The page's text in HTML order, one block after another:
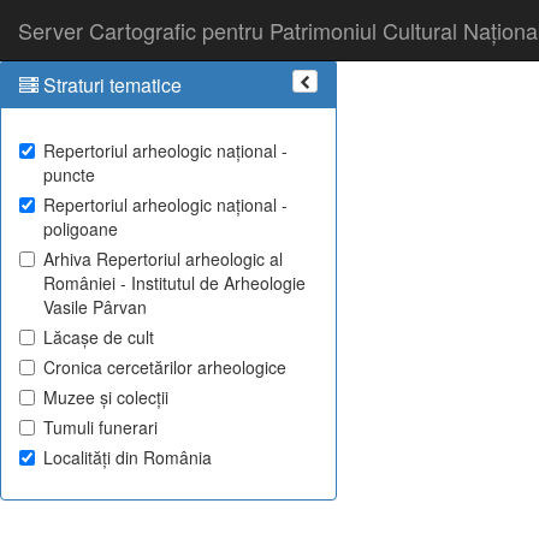
Server Cartografic pentru Patrimoniul Cultural
Straturi tematice
Repertoriul arheologic național -
puncte
Repertoriul arheologic național -
poligoane
Arhiva Repertoriul arheologic al
României - Institutul de Arheologie
Vasile Pârvan
Lăcașe de cult
Cronica cercetărilor arheologice
Muzee și colecții
Tumuli funerari
Localități din România